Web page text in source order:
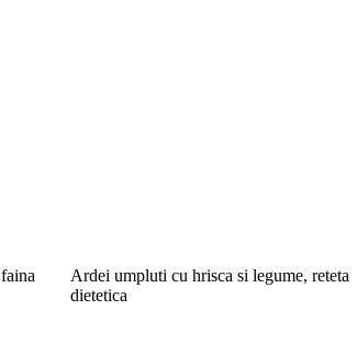
Ardei umpluti cu hrisca si legume, reteta
dietetica